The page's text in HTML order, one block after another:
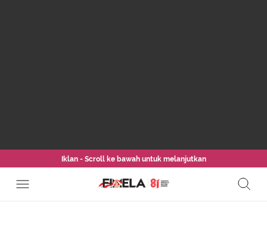
Iklan - Scroll ke bawah untuk melanjutkan